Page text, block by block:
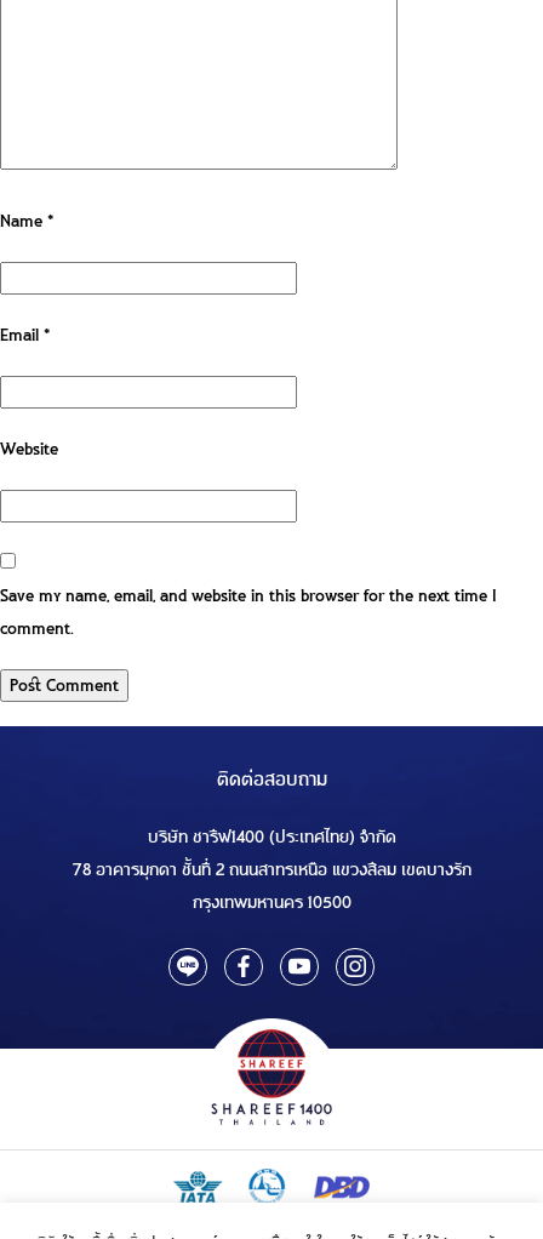
Name*
Email*
Website
Save my name, email, and website in this browser for the next time I
comment.
ติดต่อสอบถาม
บริษัท ชารีฟ1400 (ประเทศไทย) จำกัด
78 อาคารมุกดา ชั้นที่ 2 ถนนสาทรเหนือ แขวงสีลม เขตบางรัก
กรุงเทพมหานคร 10500